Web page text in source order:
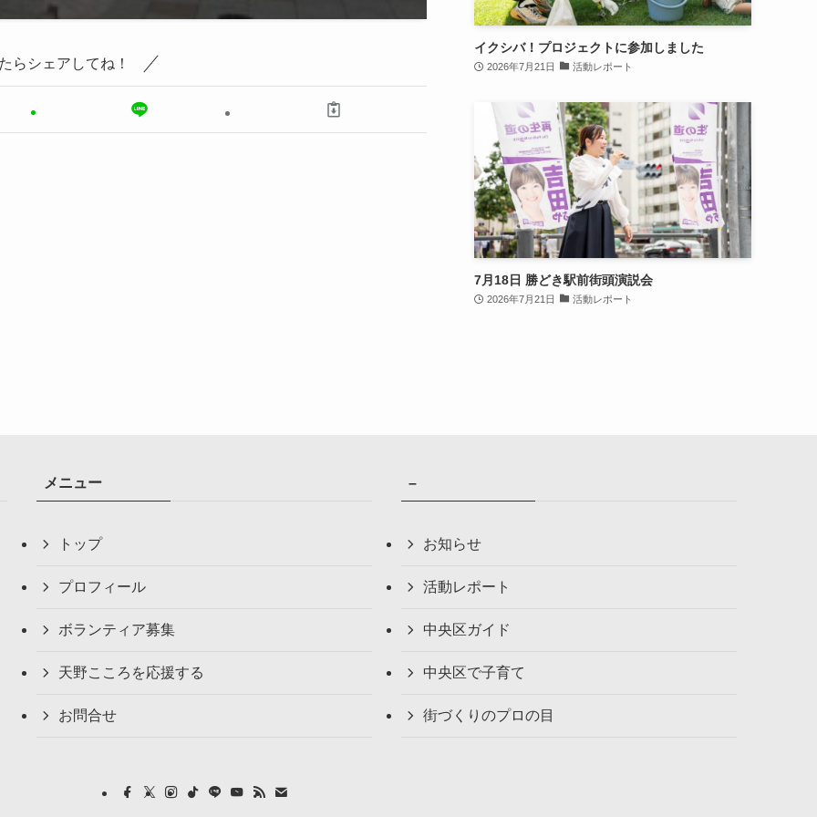
らシェアしてね！
イクシバ！プロジェクトに参加しました
2026年7月21日 活動レポート
7月18日 勝どき駅前街頭演説会
2026年7月21日 活動レポート
メニュー
トップ
プロフィール
ボランティア募集
天野こころを応援する
お問合せ
–
お知らせ
活動レポート
中央区ガイド
中央区で子育て
街づくりのプロの目